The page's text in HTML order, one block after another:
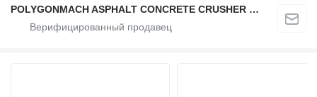
POLYGONMACH ASPHALT CONCRETE CRUSHER SYSTEMS